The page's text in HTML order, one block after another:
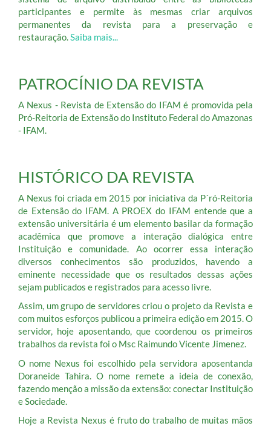
participantes e permite às mesmas criar arquivos
permanentes da revista para a preservação e
restauração. Saiba mais...
PATROCÍNIO DA REVISTA
A Nexus - Revista de Extensão do IFAM é promovida pela
Pró-Reitoria de Extensão do Instituto Federal do Amazonas
- IFAM.
HISTÓRICO DA REVISTA
A Nexus foi criada em 2015 por iniciativa da P´ró-Reitoria
de Extensão do IFAM. A PROEX do IFAM entende que a
extensão universitária é um elemento basilar da formação
acadêmica que promove a interação dialógica entre
Instituição e comunidade. Ao ocorrer essa interação
diversos conhecimentos são produzidos, havendo a
eminente necessidade que os resultados dessas ações
sejam publicados e registrados para acesso livre.
Assim, um grupo de servidores criou o projeto da Revista e
com muitos esforços publicou a primeira edição em 2015. O
servidor, hoje aposentando, que coordenou os primeiros
trabalhos da revista foi o Msc Raimundo Vicente Jimenez.
O nome Nexus foi escolhido pela servidora aposentanda
Doraneide Tahira. O nome remete a ideia de conexão,
fazendo menção a missão da extensão: conectar Instituição
e Sociedade.
Hoje a Revista Nexus é fruto do trabalho de muitas mãos